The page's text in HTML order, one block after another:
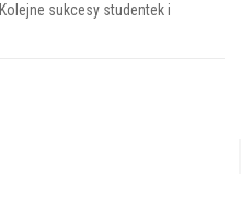
Kolejne sukcesy studentek i